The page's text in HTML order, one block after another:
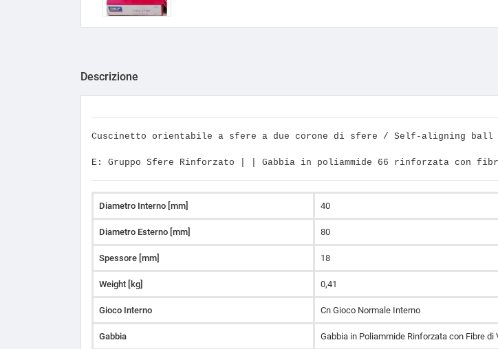
Descrizione
Cuscinetto orientabile a sfere a due corone di sfere / Self-aligning
E: Gruppo Sfere Rinforzato | | Gabbia in poliammide 66 rinforzata con
Diametro Interno [mm] 40
Diametro Esterno [mm] 80
Spessore [mm] 18
Weight [kg] 0,41
Gioco Interno Cn Gioco Normale Interno
Gabbia Gabbia in Poliammide Rinforzata con Fibre di